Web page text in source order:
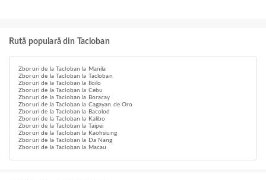
Rută populară din Tacloban
Zboruri de la Tacloban la Manila
Zboruri de la Tacloban la Tacloban
Zboruri de la Tacloban la Iloilo
Zboruri de la Tacloban la Cebu
Zboruri de la Tacloban la Boracay
Zboruri de la Tacloban la Cagayan de Oro
Zboruri de la Tacloban la Bacolod
Zboruri de la Tacloban la Kalibo
Zboruri de la Tacloban la Taipei
Zboruri de la Tacloban la Kaohsiung
Zboruri de la Tacloban la Da Nang
Zboruri de la Tacloban la Macau